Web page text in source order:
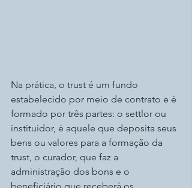
Na prática, o trust é um fundo
estabelecido por meio de contrato e é
formado por três partes: o settlor ou
instituidor, é aquele que deposita seus
bens ou valores para a formação da
trust, o curador, que faz a
administração dos bons e o